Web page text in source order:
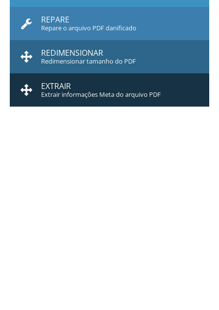
REPARE
Repare o arquivo PDF danificado
REDIMENSIONAR
Redimensionar tamanho do PDF
EXTRAIR
Extrair informações Meta do arquivo PDF